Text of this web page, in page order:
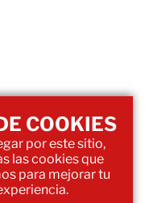
COOKIES
por este sitio,
las cookies que
para mejorar tu